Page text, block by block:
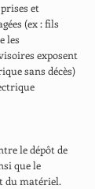
et
(ex : fils
les
exposent
sans décès)
le dépôt de
que le
du matériel.